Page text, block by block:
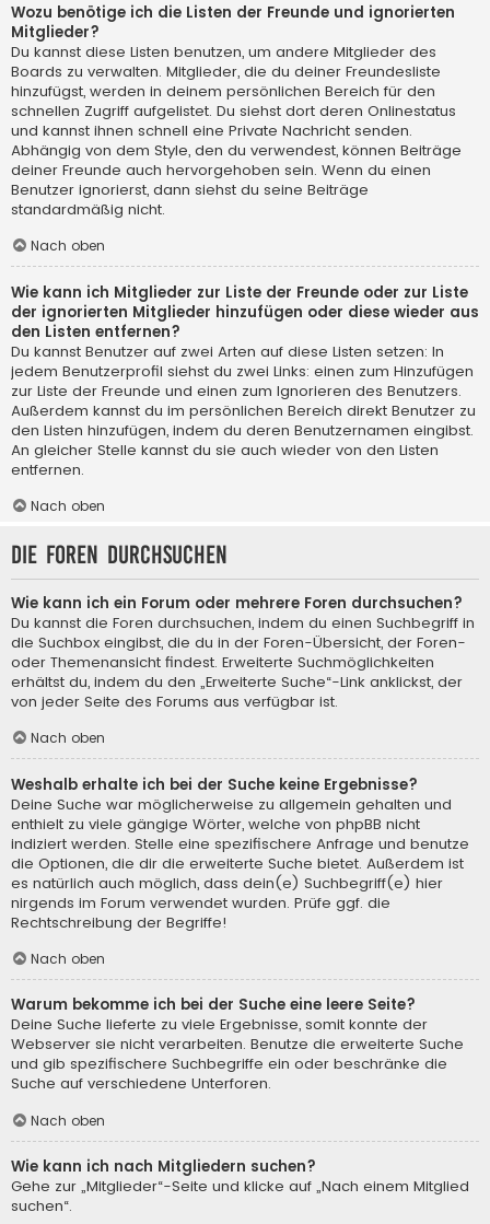
Wozu benötige ich die Listen der Freunde und ignorierten
Mitglieder?
Du kannst diese Listen benutzen, um andere Mitglieder des
Boards zu verwalten. Mitglieder, die du deiner Freundesliste
hinzufügst, werden in deinem persönlichen Bereich für den
schnellen Zugriff aufgelistet. Du siehst dort deren Onlinestatus
und kannst ihnen schnell eine Private Nachricht senden.
Abhängig von dem Style, den du verwendest, können Beiträge
deiner Freunde auch hervorgehoben sein. Wenn du einen
Benutzer ignorierst, dann siehst du seine Beiträge
standardmäßig nicht.
Nach oben
Wie kann ich Mitglieder zur Liste der Freunde oder zur Liste
der ignorierten Mitglieder hinzufügen oder diese wieder aus
den Listen entfernen?
Du kannst Benutzer auf zwei Arten auf diese Listen setzen: In
jedem Benutzerprofil siehst du zwei Links: einen zum Hinzufügen
zur Liste der Freunde und einen zum Ignorieren des Benutzers.
Außerdem kannst du im persönlichen Bereich direkt Benutzer zu
den Listen hinzufügen, indem du deren Benutzernamen eingibst.
An gleicher Stelle kannst du sie auch wieder von den Listen
entfernen.
Nach oben
Die Foren durchsuchen
Wie kann ich ein Forum oder mehrere Foren durchsuchen?
Du kannst die Foren durchsuchen, indem du einen Suchbegriff in
die Suchbox eingibst, die du in der Foren-Übersicht, der Foren-
oder Themenansicht findest. Erweiterte Suchmöglichkeiten
erhältst du, indem du den „Erweiterte Suche“-Link anklickst, der
von jeder Seite des Forums aus verfügbar ist.
Nach oben
Weshalb erhalte ich bei der Suche keine Ergebnisse?
Deine Suche war möglicherweise zu allgemein gehalten und
enthielt zu viele gängige Wörter, welche von phpBB nicht
indiziert werden. Stelle eine spezifischere Anfrage und benutze
die Optionen, die dir die erweiterte Suche bietet. Außerdem ist
es natürlich auch möglich, dass dein(e) Suchbegriff(e) hier
nirgends im Forum verwendet wurden. Prüfe ggf. die
Rechtschreibung der Begriffe!
Nach oben
Warum bekomme ich bei der Suche eine leere Seite?
Deine Suche lieferte zu viele Ergebnisse, somit konnte der
Webserver sie nicht verarbeiten. Benutze die erweiterte Suche
und gib spezifischere Suchbegriffe ein oder beschränke die
Suche auf verschiedene Unterforen.
Nach oben
Wie kann ich nach Mitgliedern suchen?
Gehe zur „Mitglieder“-Seite und klicke auf „Nach einem Mitglied
suchen“.